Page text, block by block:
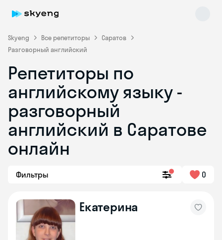
Skyeng Все репетиторы
Саратов
Разговорный английский
Репетиторы по
английскому языку -
разговорный
английский в Саратове
онлайн
Фильтры 0
Екатерина
Skyeng Chat